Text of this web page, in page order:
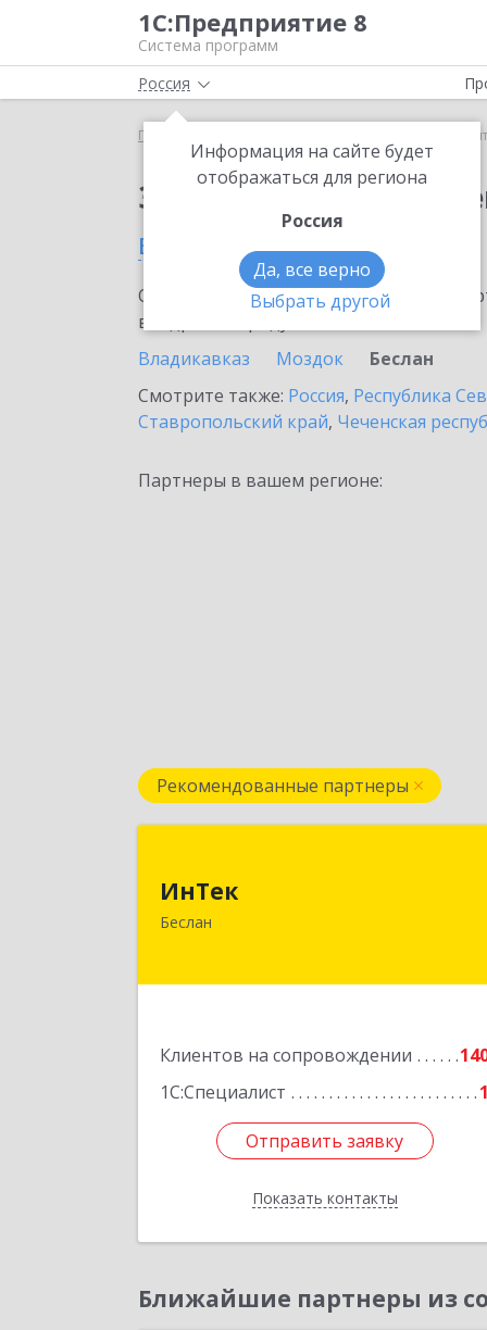
1С:Предприятие 8
Система программ
Россия
Информация на сайте будет
отображаться для региона
Россия
Да, все верно
Выбрать другой
Главная
Заказать
в Беслане
Ознакомьтесь с информационными
внедрение продукта.
Владикавказ
Моздок
Беслан
Смотрите также: Россия, Республика
Ставропольский край, Чеченская
Партнеры в вашем регионе:
Рекомендованные партнеры
ИнТек
Беслан
Клиентов на сопровождении
1С:Специалист
1
Отправить заявку
Показать контакты
Отправить заявку
Назад
Ближайшие партнеры из